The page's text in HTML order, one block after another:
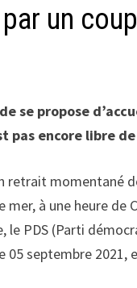
un
se propose
pas encore libre
retrait momentané
à une heure de
PDS (Parti
05 septembre